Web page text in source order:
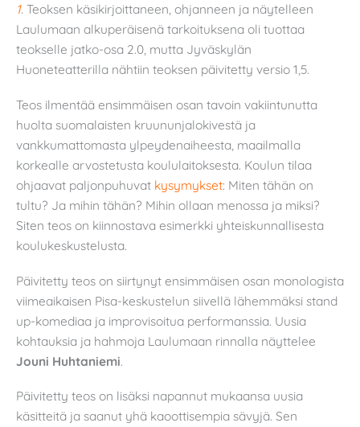
1. Teoksen käsikirjoittaneen, ohjanneen ja näytelleen
Laulumaan alkuperäisenä tarkoituksena oli tuottaa
teokselle jatko-osa 2.0, mutta Jyväskylän
Huoneteatterilla nähtiin teoksen päivitetty versio 1,5.
Teos ilmentää ensimmäisen osan tavoin vakiintunutta
huolta suomalaisten kruununjalokivestä ja
vankkumattomasta ylpeydenaiheesta, maailmalla
korkealle arvostetusta koululaitoksesta. Koulun tilaa
ohjaavat paljonpuhuvat kysymykset: Miten tähän on
tultu? Ja mihin tähän? Mihin ollaan menossa ja miksi?
Siten teos on kiinnostava esimerkki yhteiskunnallisesta
koulukeskustelusta.
Päivitetty teos on siirtynyt ensimmäisen osan monologista
viimeaikaisen Pisa-keskustelun siivellä lähemmäksi stand
up-komediaa ja improvisoitua performanssia. Uusia
kohtauksia ja hahmoja Laulumaan rinnalla näyttelee
Jouni Huhtaniemi.
Päivitetty teos on lisäksi napannut mukaansa uusia
käsitteitä ja saanut yhä kaoottisempia sävyjä. Sen